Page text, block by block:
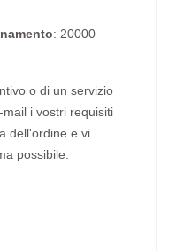
: 20000
o di un servizio
i vostri requisiti
dell'ordine e vi
possibile.